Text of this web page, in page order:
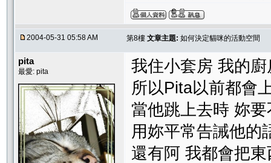
2004-05-31 05:58 AM 第8樓 文章主題: 如何決定貓咪的活動空間
pita
最愛: pita
我住小套房 我的
所以Pita以前都會
當他跳上去時 妳
用妳平常告誡他的
還有阿 我都會把